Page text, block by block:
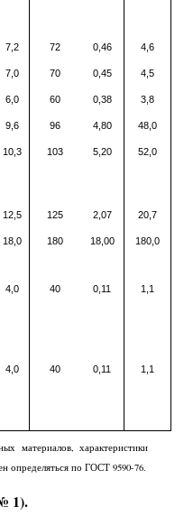
7,2 72 0,46 4,6
7,0 70 0,45 4,5
6,0 60 0,38 3,8
9,6 96 4,80 48,0
10,3 103 5,20 52,0
12,5 125 2,07 20,7
18,0 180 18,00 180,0
4,0 40 0,11 1,1
4,0 40 0,11 1,1
материалов, характеристики
определяться по ГОСТ 9590-76.
1).